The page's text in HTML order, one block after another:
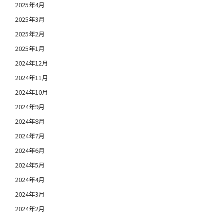
2025年4月
2025年3月
2025年2月
2025年1月
2024年12月
2024年11月
2024年10月
2024年9月
2024年8月
2024年7月
2024年6月
2024年5月
2024年4月
2024年3月
2024年2月